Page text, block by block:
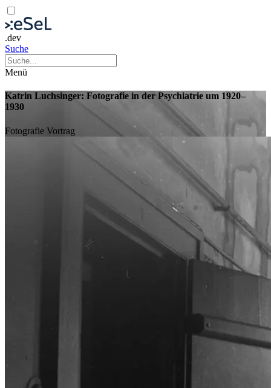
.dev
Suche
Menü
Katrin Luchsinger: Fotografie in der Psychiatrie um 1920–
1930
Fotografie Vortrag